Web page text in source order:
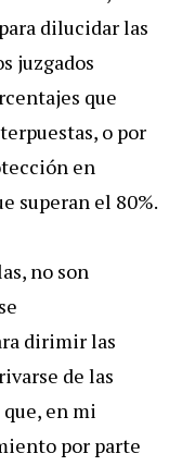
dilucidar las
juzgados
que
o por
en
superan el 80%.
no son
dirimir las
de las
en mi
por parte